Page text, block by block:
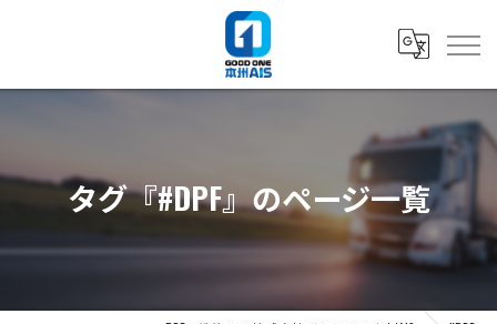
タグ『#DPF』のページ一覧